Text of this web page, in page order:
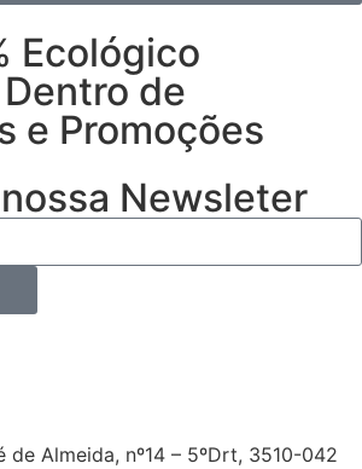
Ecológico
de
e Promoções
Newsleter
de Almeida, nº14 – 5ºDrt, 3510-042